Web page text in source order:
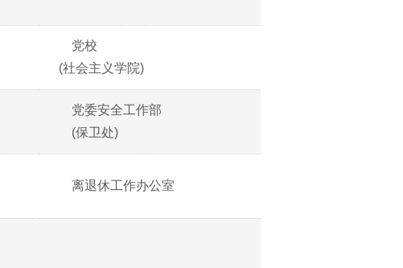
党校
(社会主义学院)
党委安全工作部
(保卫处)
离退休工作办公室